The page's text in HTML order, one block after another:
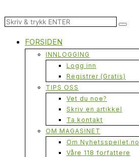
FORSIDEN
INNLOGGING
Logg inn
Registrer (Gratis)
TIPS OSS
Vet du noe?
Skriv en artikkel
Ta kontakt
OM MAGASINET
Om Nyhetsspeilet.no
Våre 118 forfattere